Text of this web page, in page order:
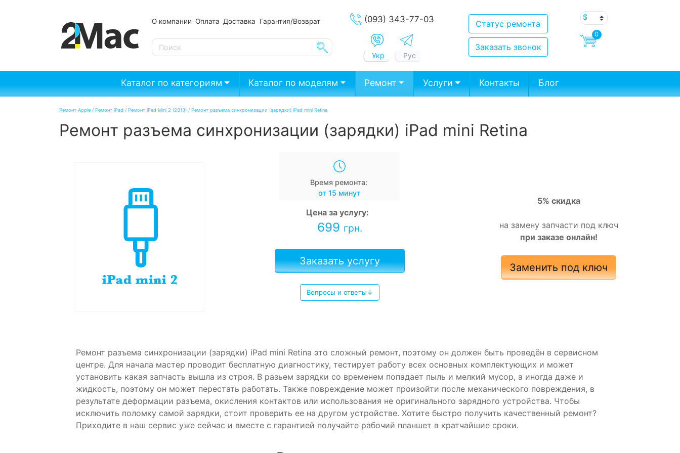
О компании Оплата Доставка Гарантия/Возврат
SE
(093) 343-77-03
Укр Рус
Статус ремонта
Заказать звонок
0
Каталог по категориям Каталог по моделям Ремонт Услуги Контакты Блог
Ремонт Apple / Ремонт iPad / Ремонт iPad Mini 2 (2013) / Ремонт разъема синхронизации (зарядки) iPad mini Retina
Ремонт разъема синхронизации (зарядки) iPad mini Retina
Время ремонта:
от 15 минут
Цена за услугу:
699 грн.
Заказать услугу
Вопросы и ответы↓
5% скидка
на замену запчасти под ключ
при заказе онлайн!
Заменить под ключ
Ремонт разъема синхронизации (зарядки) iPad mini Retina это сложный ремонт, поэтому он должен быть проведён в сервисном
центре. Для начала мастер проводит бесплатную диагностику, тестирует работу всех основных комплектующих и может
установить какая запчасть вышла из строя. В разьем зарядки со временем попадает пыль и мелкий мусор, а иногда даже и
жидкость, поэтому он может перестать работать. Также повреждение может произойти после механического повреждения, в
результате деформации разъема, окисления контактов или использования не оригинального зарядного устройства. Чтобы
исключить поломку самой зарядки, стоит проверить ее на другом устройстве. Хотите быстро получить качественный ремонт?
Приходите в наш сервис уже сейчас и вместе с гарантией получайте рабочий планшет в кратчайшие сроки.